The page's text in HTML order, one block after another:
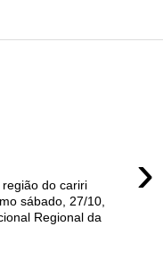
›
do cariri
sábado, 27/10,
Regional da